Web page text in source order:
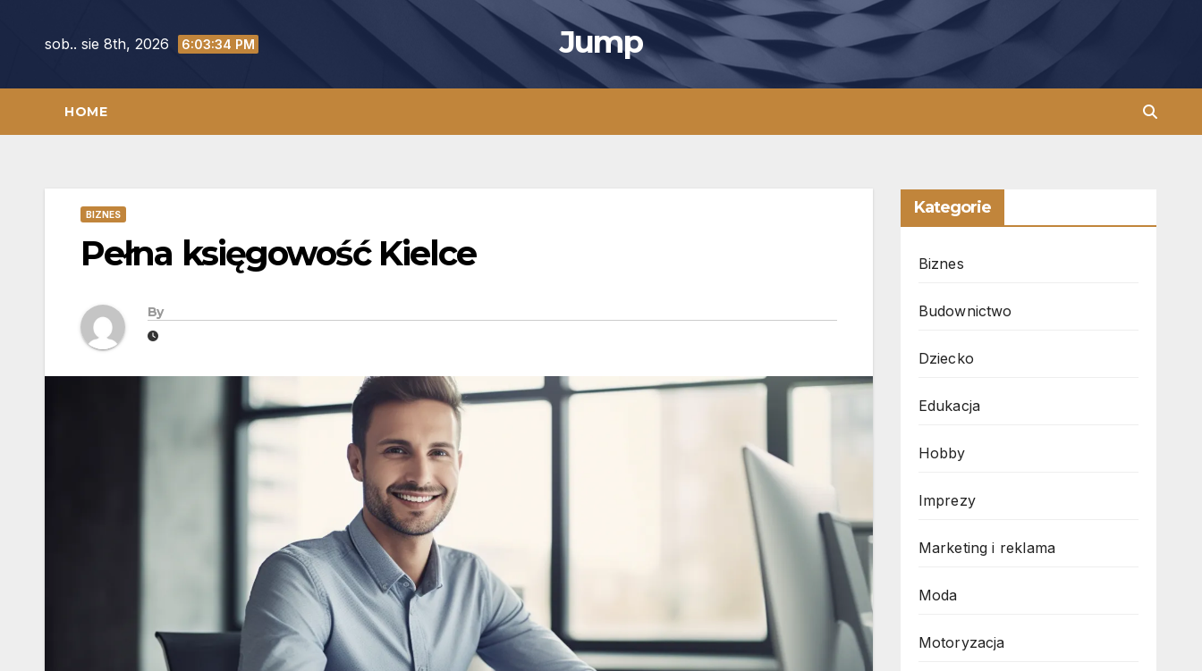
sob.. sie 8th, 2026 6:03:35 PM Jump
HOME
BIZNES
Pełna księgowość Kielce
By
Kategorie
Biznes
Budownictwo
Dziecko
Edukacja
Hobby
Imprezy
Marketing i reklama
Moda
Motoryzacja